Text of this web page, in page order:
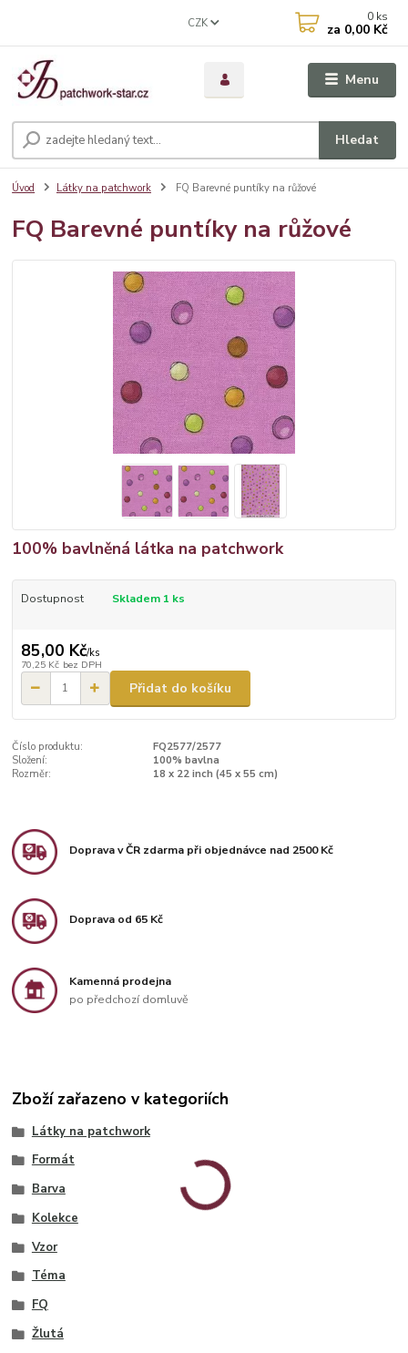
Menu
CZK
Hledat
0 ks
za 0,00 Kč
Úvod Látky na patchwork FQ Barevné puntíky na růžové
FQ Barevné puntíky na růžové
100% bavlněná látka na patchwork
Dostupnost Skladem 1 ks
85,00 Kč/ks
70,25 Kč bez DPH
Přidat do košíku
Číslo produktu:
FQ2577/2577
Složení:
100% bavlna
Rozměr:
18 x 22 inch (45 x 55 cm)
Doprava v ČR zdarma při objednávce nad 2500 Kč
Doprava od 65 Kč
Kamenná prodejna
po předchozí domluvě
Zboží zařazeno v kategoriích
Látky na patchwork
Formát
Barva
Kolekce
Vzor
Téma
FQ
Žlutá